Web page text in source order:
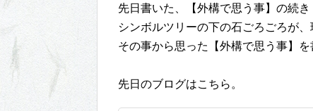
先日書いた、【外構で思う事】の続き
シンボルツリーの下の石ごろごろが
その事から思った【外構で思う事】を
先日のブログはこちら。